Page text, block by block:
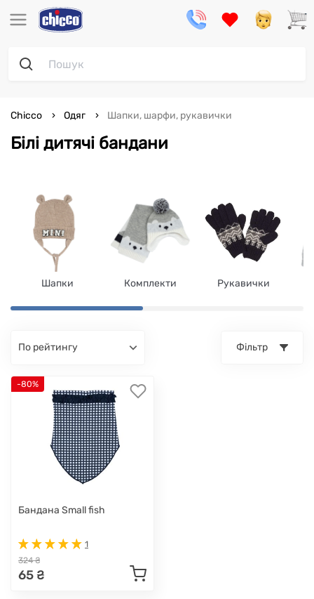
Білі дитячі бандани
Chicco Одяг Шапки, шарфи, рукавички
Шапки Комплекти Рукавички
по рейтингу Фільтр
-80%
Бандана Small fish
1
324 ₴
65 ₴